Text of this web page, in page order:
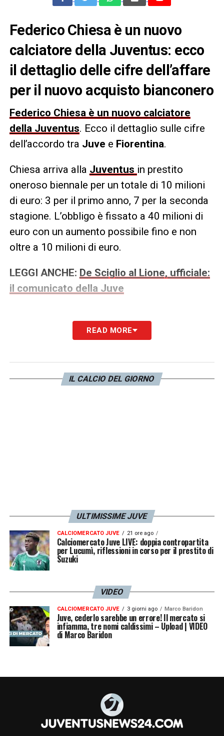
Federico Chiesa è un nuovo
calciatore della Juventus: ecco
il dettaglio delle cifre dell’affare
per il nuovo acquisto bianconero
Federico Chiesa è un nuovo calciatore
della Juventus. Ecco il dettaglio sulle cifre
dell’accordo tra Juve e Fiorentina.
Chiesa arriva alla Juventus in prestito
oneroso biennale per un totale di 10 milioni
di euro: 3 per il primo anno, 7 per la seconda
stagione. L’obbligo è fissato a 40 milioni di
euro con un aumento possibile fino e non
oltre a 10 milioni di euro.
LEGGI ANCHE: De Sciglio al Lione, ufficiale:
il comunicato della Juve
READ MORE
IL CALCIO DEL GIORNO
ULTIMISSIME JUVE
CALCIOMERCATO JUVE 21 ore ago
Calciomercato Juve LIVE: doppia contropartita
per Lucumì, riflessioni in corso per il prestito di
Suzuki
VIDEO
CALCIOMERCATO JUVE 3 giorni ago Marco Baridon
Juve, cederlo sarebbe un errore! Il mercato si
infiamma, tre nomi caldissimi – Upload | VIDEO
di Marco Baridon